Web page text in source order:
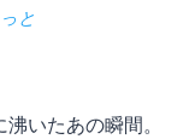
と
いたあの瞬間。